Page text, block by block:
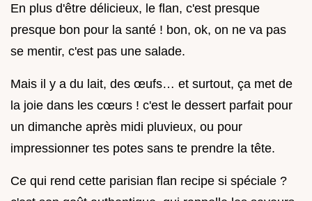
En plus d'être délicieux, le flan, c'est presque
presque bon pour la santé ! bon, ok, on ne va pas
se mentir, c'est pas une salade.
Mais il y a du lait, des œufs… et surtout, ça met de
la joie dans les cœurs ! c'est le dessert parfait pour
un dimanche après midi pluvieux, ou pour
impressionner tes potes sans te prendre la tête.
Ce qui rend cette parisian flan recipe si spéciale ?